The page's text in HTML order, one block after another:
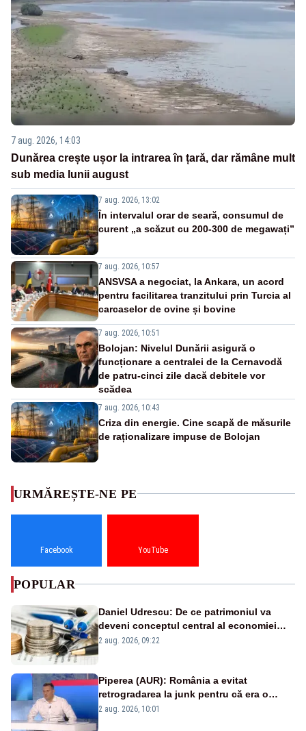
7 aug. 2026, 14:03
Dunărea crește ușor la intrarea în țară, dar rămâne mult
sub media lunii august
7 aug. 2026, 13:02
În intervalul orar de seară, consumul de
curent „a scăzut cu 200-300 de megawați”
7 aug. 2026, 10:57
ANSVSA a negociat, la Ankara, un acord
pentru facilitarea tranzitului prin Turcia al
carcaselor de ovine și bovine
7 aug. 2026, 10:51
Bolojan: Nivelul Dunării asigură o
funcționare a centralei de la Cernavodă
de patru-cinci zile dacă debitele vor
scădea
7 aug. 2026, 10:43
Criza din energie. Cine scapă de măsurile
de raționalizare impuse de Bolojan
URMĂREȘTE-NE PE
Facebook YouTube
POPULAR
Daniel Udrescu: De ce patrimoniul va
deveni conceptul central al economiei
viitoare?
2 aug. 2026, 09:22
Piperea (AUR): România a evitat
retrogradarea la junk pentru că era o
catastrofă pentru bănci și fondurile de
2 aug. 2026, 10:01